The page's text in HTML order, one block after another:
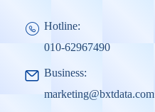
Hotline:
010-62967490
Business:
marketing@bxtdata.com